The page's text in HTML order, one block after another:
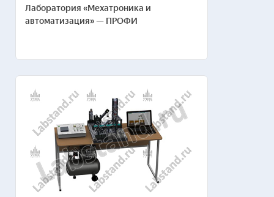
Лаборатория «Мехатроника и
автоматизация» — ПРОФИ
Пользовательским соглашением